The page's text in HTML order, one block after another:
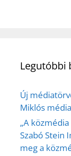
Legutóbbi
Új
Miklós
„A
Szabó Stein
meg a